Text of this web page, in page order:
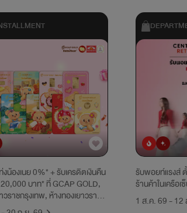
มาใหม่
น้องเนย 0%* + รับเครดิตเงินคืน
บาท* ที่ GCAP GOLD,
วราชกรุงเทพ, ห้างทองเยาวราช
ละห้างทองหวังอยากมี ที่ 0%
ยอดนิยมมาใหม่
รับพอยท์แรงส์
ร้านค้าในเครือ
1 ส.ค. 69 - 12